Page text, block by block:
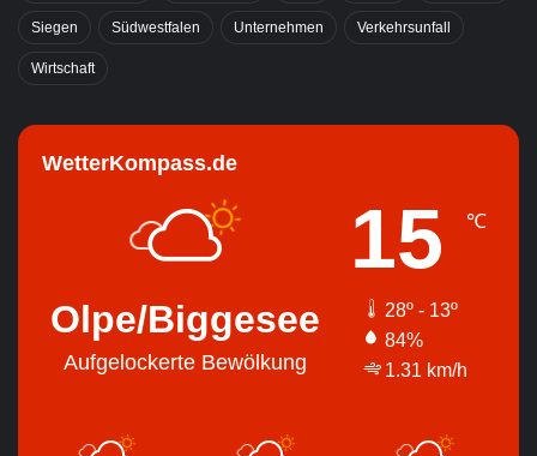
Siegen Südwestfalen Unternehmen Verkehrsunfall
Wirtschaft
WetterKompass.de
Olpe/Biggesee
Aufgelockerte Bewölkung
15 ℃
28º - 13º
84%
1.31 km/h